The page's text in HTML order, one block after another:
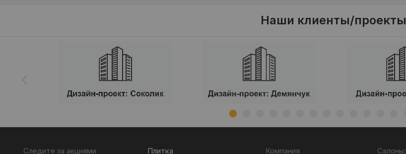
Наши клиенты/проекты
Следите за акциями
Плитка
Компания
Салоны: